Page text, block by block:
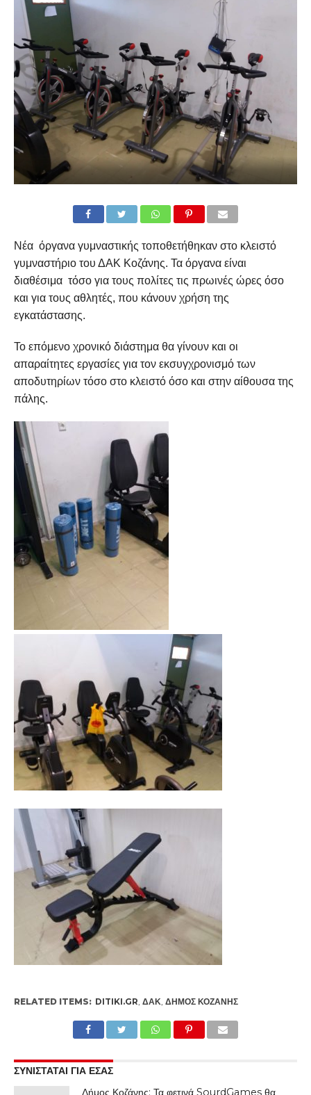
Νέα όργανα γυμναστικής τοποθετήθηκαν στο κλειστό
γυμναστήριο του ΔΑΚ Κοζάνης. Τα όργανα είναι
διαθέσιμα τόσο για τους πολίτες τις πρωινές ώρες όσο
και για τους αθλητές, που κάνουν χρήση της
εγκατάστασης.
Το επόμενο χρονικό διάστημα θα γίνουν και οι
απαραίτητες εργασίες για τον εκσυγχρονισμό των
αποδυτηρίων τόσο στο κλειστό όσο και στην αίθουσα της
πάλης.
RELATED ITEMS: DITIKI.GR ΔΑΚ ΔΉΜΟΣ ΚΟΖΆΝΗΣ
ΣΥΝΙΣΤΑΤΑΙ ΓΙΑ ΕΣΑΣ
Δήμος Κοζάνης: Τα φετινά SourdGames θα